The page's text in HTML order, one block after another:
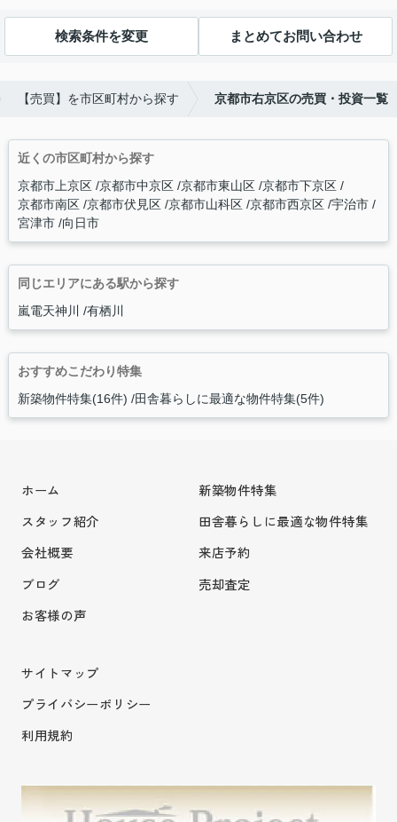
検索条件を変更 まとめてお問い合わせ
【売買】を市区町村から探す 京都市右京区の売買・投資一覧
近くの市区町村から探す
京都市上京区 京都市中京区 京都市東山区 京都市下京区
京都市南区 京都市伏見区 京都市山科区 京都市西京区 宇治市
宮津市 向日市
同じエリアにある駅から探す
嵐電天神川
有栖川
おすすめこだわり特集
新築物件特集(16件) 田舎暮らしに最適な物件特集(5件)
ホーム
スタッフ紹介
会社概要
ブログ
お客様の声
新築物件特集
田舎暮らしに最適な物件特集
来店予約
売却査定
サイトマップ
プライバシーポリシー
利用規約